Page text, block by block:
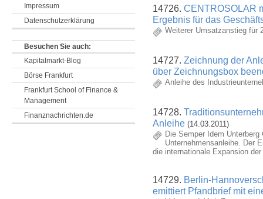
14726. CENTROSOLAR
Ergebnis für das
Weiterer Umsatzanstieg für
14727. Zeichnung der
über Zeichnungsbox
Anleihe des
14728.
Anleihe (14.03.2011)
Die Semper Idem
Unternehmensanleihe. Der
die internationale Expansion
14729. Berlin-
emittiert Pfandbrief mit
Impressum
Datenschutzerklärung
Besuchen Sie auch:
Kapitalmarkt-Blog
Börse Frankfurt
Frankfurt School of Finance &
Management
Finanznachrichten.de